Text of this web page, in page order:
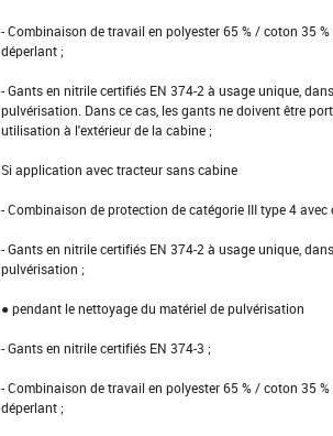
- Combinaison de travail en polyester 65 % / coton 35
déperlant ;
- Gants en nitrile certifiés EN 374-2 à usage unique,
pulvérisation. Dans ce cas, les gants ne doivent être
utilisation à l'extérieur de la cabine ;
Si application avec tracteur sans cabine
- Combinaison de protection de catégorie III type 4 avec
- Gants en nitrile certifiés EN 374-2 à usage unique,
pulvérisation ;
● pendant le nettoyage du matériel de pulvérisation
- Gants en nitrile certifiés EN 374-3 ;
- Combinaison de travail en polyester 65 % / coton 35
déperlant ;